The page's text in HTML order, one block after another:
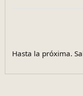
Hasta la próxima.